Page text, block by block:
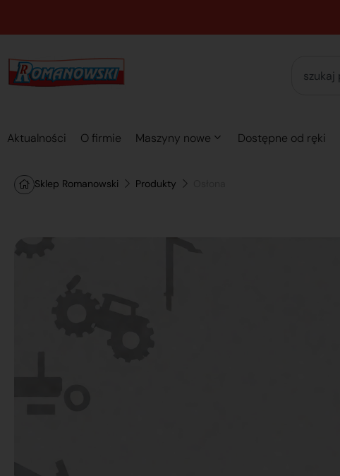
Aktualności O firmie Maszyny nowe Dostępne od ręki
Sklep Romanowski Produkty